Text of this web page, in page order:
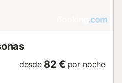
desde 82 € por noche